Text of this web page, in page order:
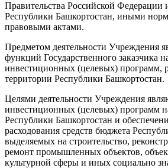
Правительства Российской Федерации
Республики Башкортостан, иными
правовыми актами.
Предметом деятельности Учреждения
функций Государственного заказчика
инвестиционных (целевых) программ,
территории Республики Башкортостан.
Целями деятельности Учреждения
инвестиционных (целевых) программ
Республики Башкортостан и
расходования средств бюджета
выделяемых на строительство,
ремонт промышленных объектов,
культурной сферы и иных социально